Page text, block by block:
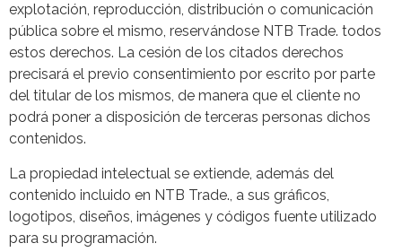
explotación, reproducción, distribución o comunicación
pública sobre el mismo, reservándose NTB Trade. todos
estos derechos. La cesión de los citados derechos
precisará el previo consentimiento por escrito por parte
del titular de los mismos, de manera que el cliente no
podrá poner a disposición de terceras personas dichos
contenidos.
La propiedad intelectual se extiende, además del
contenido incluido en NTB Trade., a sus gráficos,
logotipos, diseños, imágenes y códigos fuente utilizado
para su programación.